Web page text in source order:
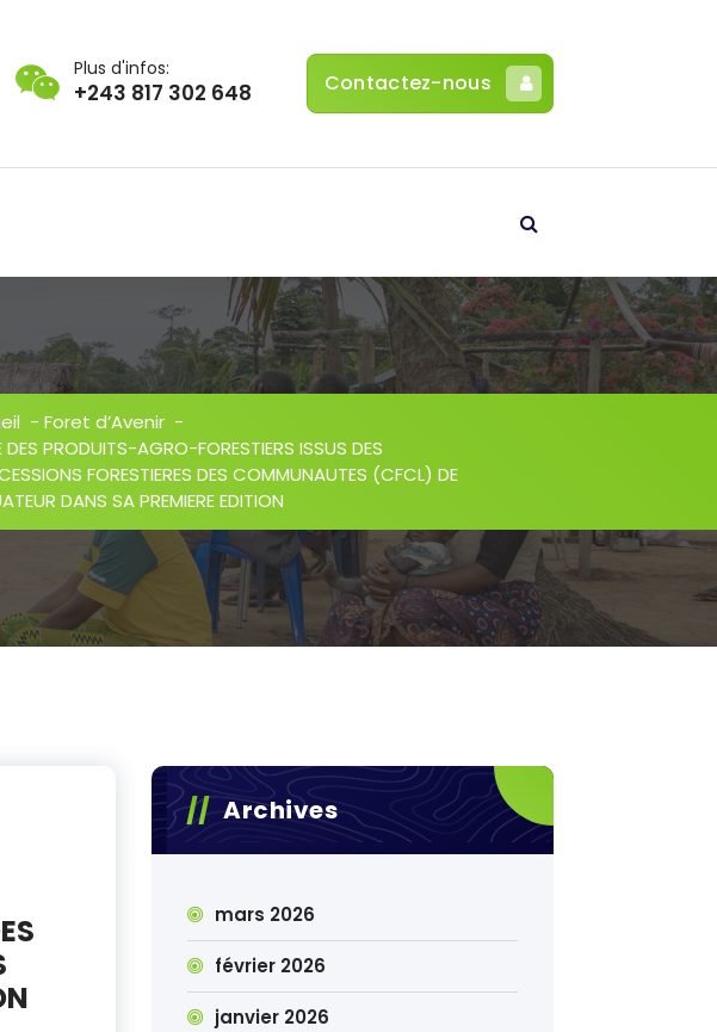
Plus d'infos:
+243 817 302 648 Contactez-nous
- Foret d’Avenir -
DES PRODUITS-AGRO-FORESTIERS ISSUS DES
FORESTIERES DES COMMUNAUTES (CFCL) DE
DANS SA PREMIERE EDITION
Archives
mars 2026
février 2026
janvier 2026